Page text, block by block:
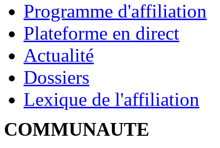
Programme d'affiliation
Plateforme en direct
Actualité
Dossiers
Lexique de l'affiliation
COMMUNAUTE